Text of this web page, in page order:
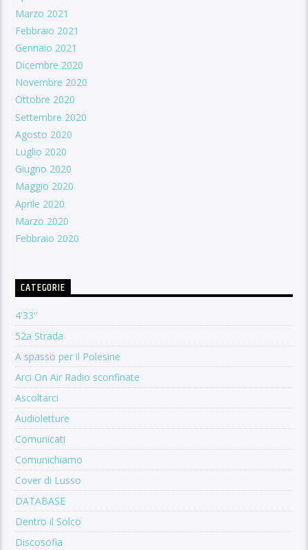
Marzo 2021
Febbraio 2021
Gennaio 2021
Dicembre 2020
Novembre 2020
Ottobre 2020
Settembre 2020
Agosto 2020
Luglio 2020
Giugno 2020
Maggio 2020
Aprile 2020
Marzo 2020
Febbraio 2020
CATEGORIE
4'33''
52a Strada
A spasso per il Polesine
Arci On Air Radio sconfinate
Ascoltarci
Audioletture
Comunicati
Comunichiamo
Cover di Lusso
DATABASE
Dentro il Solco
Discosofia